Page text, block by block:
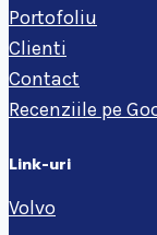
Portofoliu
Clienti
Contact
Recenziile pe
Link-uri
Volvo